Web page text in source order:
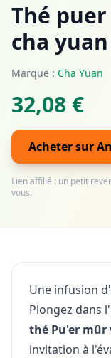
Thé
cha
Marque : Cha Yuan
32,08 €
Acheter sur
Lien affilié : un petit
vous.
Une infusion
Plongez dans
thé Pu'er
invitation à